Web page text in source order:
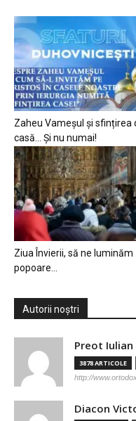
Zaheu Vameșul și sfințirea
casă… Și nu numai!
Ziua Învierii, să ne luminăm
popoare…
Autorii noștri
Preot Iulian
3878 ARTICOLE
http://
Diacon